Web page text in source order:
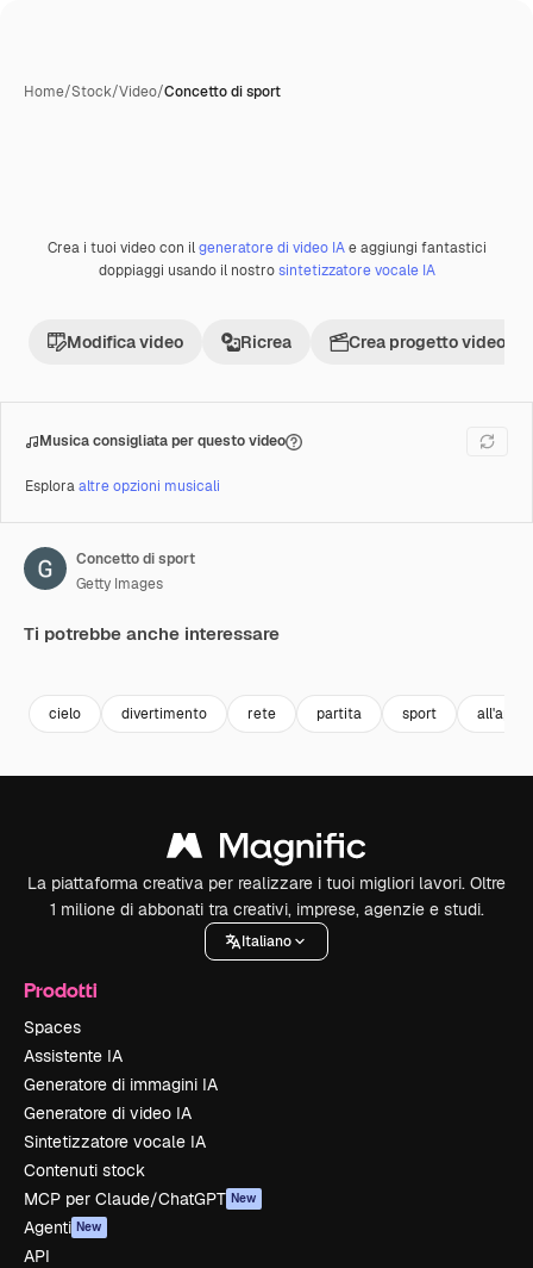
Home/Stock/Video/Concetto di sport
Premium
Crea i tuoi video con ilgeneratore di video IAe aggiungi fantastici
doppiaggi usando il nostrosintetizzatore vocale IA
Modifica video Ricrea Crea progetto video
Musica consigliata per questo video
Esploraaltre opzioni musicali
Concetto di sport
Getty Images
Ti potrebbe anche interessare
cielo divertimento rete partita sport
La piattaforma creativa per realizzare i tuoi migliori lavori. Oltre
1 milione di abbonati tra creativi, imprese, agenzie e studi.
Italiano
Prodotti
Spaces
Assistente IA
Generatore di immagini IA
Generatore di video IA
Sintetizzatore vocale IA
Contenuti stock
MCP per Claude/ChatGPT New
Agenti New
API